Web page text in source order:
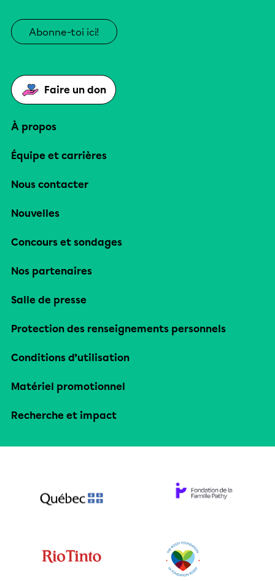
Abonne-toi ici!
Faire un don
À propos
Équipe et carrières
Nous contacter
Nouvelles
Concours et sondages
Nos partenaires
Salle de presse
Protection des renseignements personnels
Conditions d’utilisation
Matériel promotionnel
Recherche et impact